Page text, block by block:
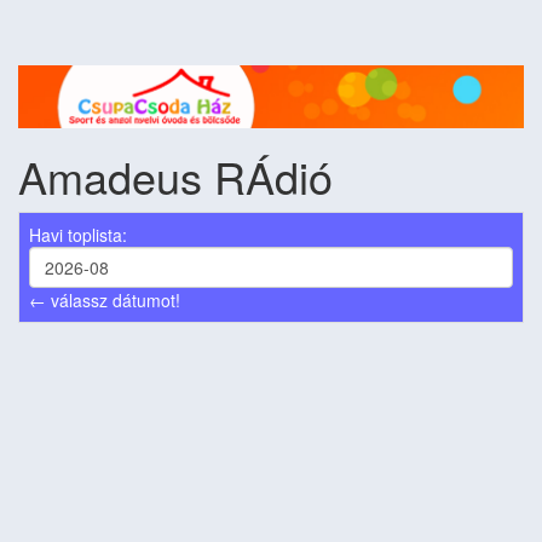
Amadeus RÁdió
Havi toplista:
← válassz dátumot!